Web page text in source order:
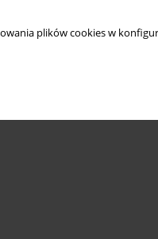
plików cookies w